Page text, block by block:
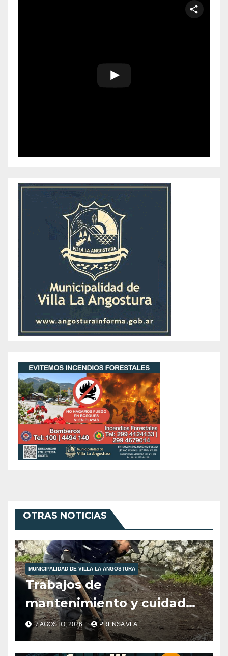
OTRAS NOTICIAS
MUNICIPALIDAD DE VILLA LA ANGOSTURA
Trabajos de
mantenimiento y cuidados
ciudadanos en el marco de
las inclemencias climáticas
7 AGOSTO, 2026 PRENSA VLA